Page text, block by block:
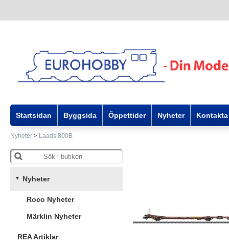
Startsidan Byggsida Öppettider Nyheter
Nyheter > Laads 800B
Nyheter
Roco Nyheter
Märklin Nyheter
REA Artiklar